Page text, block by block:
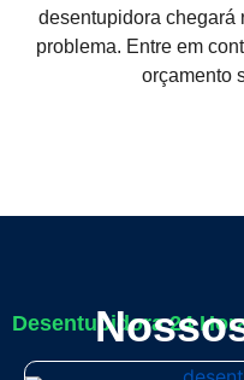
desentupidora chegará
problema. Entre em
orçamento
Desentupidora 24